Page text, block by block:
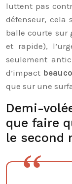
luttent pas
défenseur, cela
balle courte sur
et rapide),
seulement
d’impact
que sur une
Demi-
que faire
le second